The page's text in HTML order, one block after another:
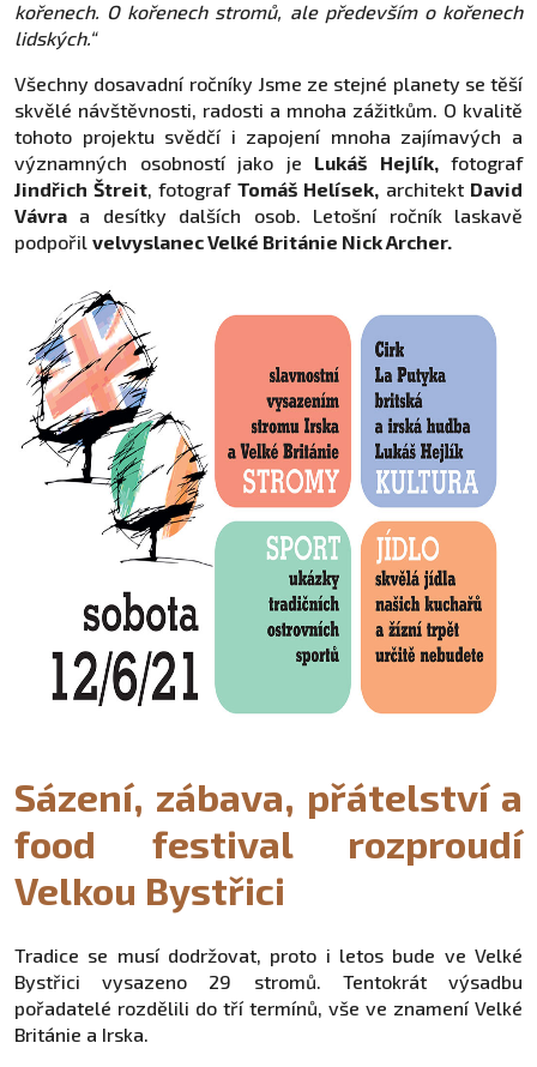
kořenech. O kořenech stromů, ale především o kořenech
lidských.“
Všechny dosavadní ročníky Jsme ze stejné planety se těší
skvělé návštěvnosti, radosti a mnoha zážitkům. O kvalitě
tohoto projektu svědčí i zapojení mnoha zajímavých a
významných osobností jako je Lukáš Hejlík,fotograf
Jindřich Štreit, fotograf Tomáš Helísek, architekt David
Vávra a desítky dalších osob. Letošní ročník laskavě
podpořil velvyslanec Velké Británie Nick Archer.
Sázení, zábava, přátelství a
food festival rozproudí
Velkou Bystřici
Tradice se musí dodržovat, proto i letos bude ve Velké
Bystřici vysazeno 29 stromů. Tentokrát výsadbu
pořadatelé rozdělili do tří termínů, vše ve znamení Velké
Británie a Irska.